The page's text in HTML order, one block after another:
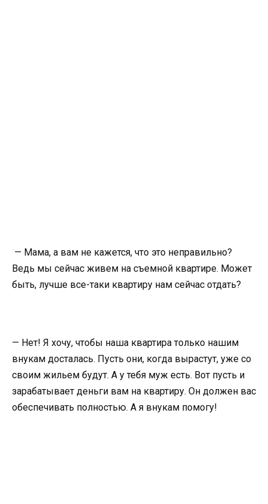
— Мама, а вам не кажется, что это неправильно?
Ведь мы сейчас живем на съемной квартире. Может
быть, лучше все-таки квартиру нам сейчас отдать?
— Нет! Я хочу, чтобы наша квартира только нашим
внукам досталась. Пусть они, когда вырастут, уже со
своим жильем будут. А у тебя муж есть. Вот пусть и
зарабатывает деньги вам на квартиру. Он должен вас
обеспечивать полностью. А я внукам помогу!